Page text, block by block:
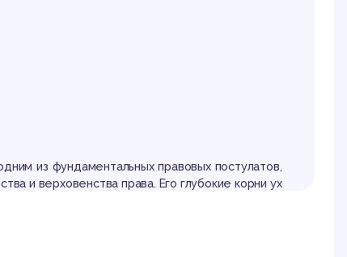
из фундаментальных правовых постулатов,
и верховенства права. Его глубокие корни ух